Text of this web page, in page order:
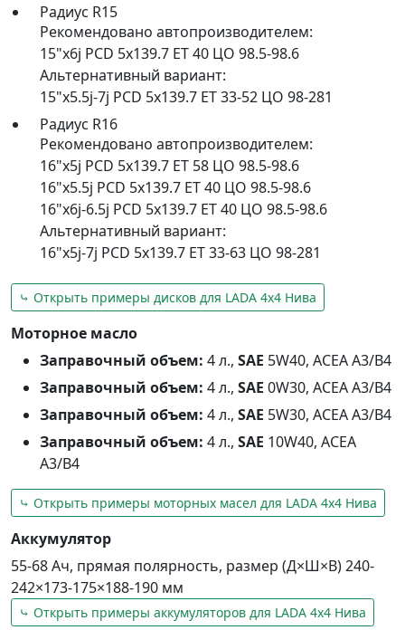
Радиус R15
Рекомендовано автопроизводителем:
15"x6j PCD 5x139.7 ET 40 ЦО 98.5-98.6
Альтернативный вариант:
15"x5.5j-7j PCD 5x139.7 ET 33-52 ЦО 98-281
Радиус R16
Рекомендовано автопроизводителем:
16"x5j PCD 5x139.7 ET 58 ЦО 98.5-98.6
16"x5.5j PCD 5x139.7 ET 40 ЦО 98.5-98.6
16"x6j-6.5j PCD 5x139.7 ET 40 ЦО 98.5-98.6
Альтернативный вариант:
16"x5j-7j PCD 5x139.7 ET 33-63 ЦО 98-281
⤷ Открыть примеры дисков для LADA 4х4 Нива
Моторное масло
Заправочный объем: 4 л., SAE 5W40, ACEA A3/B4
Заправочный объем: 4 л., SAE 0W30, ACEA A3/B4
Заправочный объем: 4 л., SAE 5W30, ACEA A3/B4
Заправочный объем: 4 л., SAE 10W40, ACEA
A3/B4
⤷ Открыть примеры моторных масел для LADA 4х4 Нива
Аккумулятор
55-68 Ач, прямая полярность, размер (Д×Ш×В) 240-
242×173-175×188-190 мм
⤷ Открыть примеры аккумуляторов для LADA 4х4 Нива